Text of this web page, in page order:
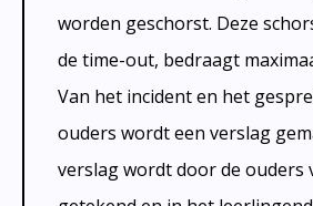
worden geschorst. Deze
de time-out, bedraagt
Van het incident en het
ouders wordt een verslag
verslag wordt door de ouders